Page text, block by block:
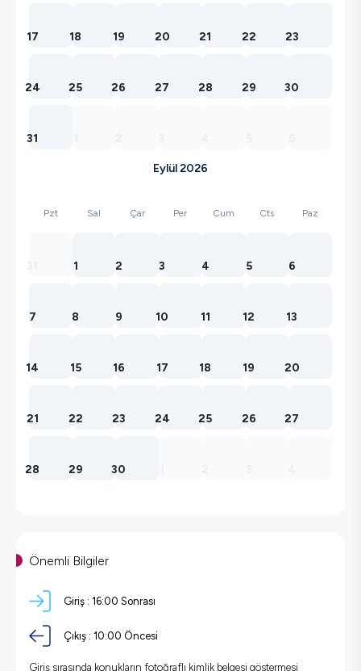
17 18 19 20 21 22 23
24 25 26 27 28 29 30
31
Eylül 2026
Pzt Sal Çar Per Cum Cts Paz
1 2 3 4 5 6
7 8 9 10 11 12 13
14 15 16 17 18 19 20
21 22 23 24 25 26 27
28 29 30
Önemli Bilgiler
Giriş : 16:00 Sonrası
Çıkış : 10:00 Öncesi
Giriş sırasında konukların fotoğraflı kimlik belgesi göstermesi